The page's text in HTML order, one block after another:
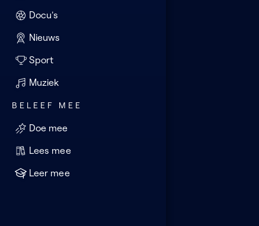
Docu's
Nieuws
Sport
Muziek
BELEEF MEE
Doe mee
Lees mee
Leer mee